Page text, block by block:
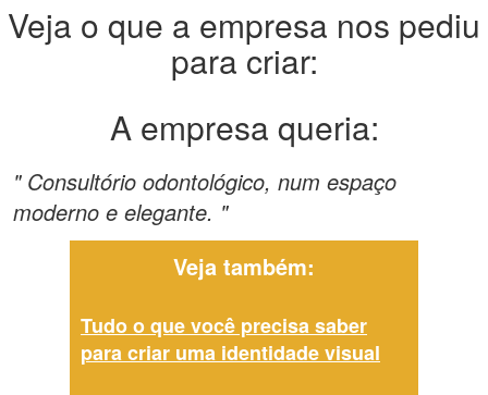
Veja o que a empresa nos pediu
para criar:
A empresa queria:
" Consultório odontológico, num espaço
moderno e elegante. "
Veja também:
Tudo o que você precisa saber
para criar uma identidade visual